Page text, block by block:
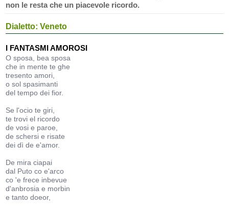
non le resta che un piacevole ricordo.
Dialetto: Veneto
I FANTASMI AMOROSI
O sposa, bea sposa
che in mente te ghe
tresento amori,
o sol spasimanti
del tempo dei fior.
Se l'ocio te giri,
te trovi el ricordo
de vosi e paroe,
de schersi e risate
dei dì de e'amor.
De mira ciapai
dal Puto co e'arco
co 'e frece inbevue
d'anbrosia e morbin
e tanto doeor,